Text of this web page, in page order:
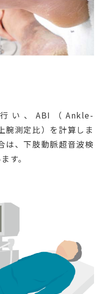
い、ABI（Ankle-
測定比）を計算しま
は、下肢動脈超音波検
す。